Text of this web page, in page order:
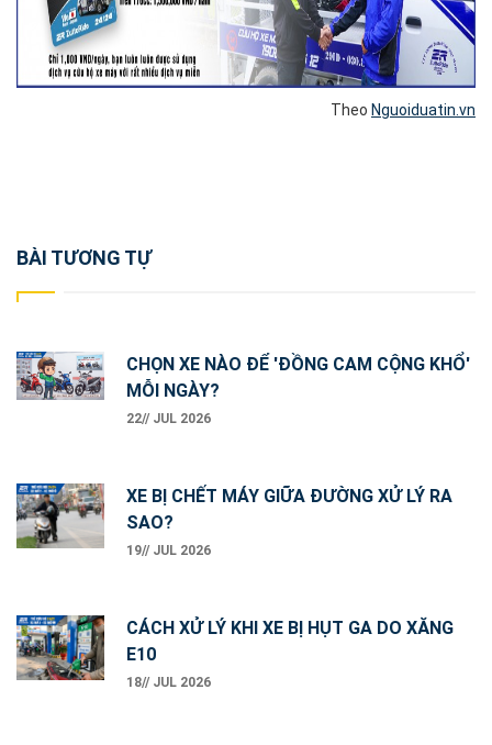
Theo Nguoiduatin.vn
Post
navigation
BÀI TƯƠNG TỰ
CHỌN XE NÀO ĐỂ 'ĐỒNG CAM CỘNG KHỔ'
MỖI NGÀY?
22// JUL 2026
XE BỊ CHẾT MÁY GIỮA ĐƯỜNG XỬ LÝ RA
SAO?
19// JUL 2026
CÁCH XỬ LÝ KHI XE BỊ HỤT GA DO XĂNG
E10
18// JUL 2026